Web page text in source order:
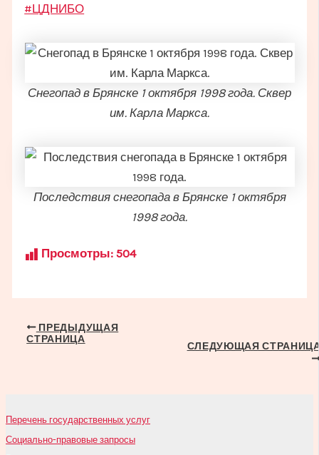
#ЦДНИБО
Снегопад в Брянске 1 октября 1998 года. Сквер
им. Карла Маркса.
Последствия снегопада в Брянске 1 октября
1998 года.
Просмотры: 504
Навигация
ПРЕДЫДУЩАЯ
СТРАНИЦА
СЛЕДУЮЩАЯ
Перечень государственных услуг
Социально-правовые запросы